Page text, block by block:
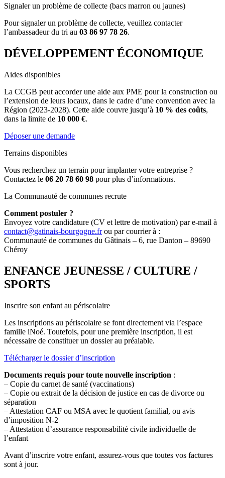
Signaler un problème de collecte (bacs marron ou jaunes)
Pour signaler un problème de collecte, veuillez contacter
l’ambassadeur du tri au 03 86 97 78 26.
DÉVELOPPEMENT ÉCONOMIQUE
Aides disponibles
La CCGB peut accorder une aide aux PME pour la construction ou
l’extension de leurs locaux, dans le cadre d’une convention avec la
Région (2023-2028). Cette aide couvre jusqu’à 10 % des coûts,
dans la limite de 10 000 €.
Déposer une demande
Terrains disponibles
Vous recherchez un terrain pour implanter votre entreprise ?
Contactez le 06 20 78 60 98 pour plus d’informations.
La Communauté de communes recrute
Comment postuler ?
Envoyez votre candidature (CV et lettre de motivation) par e-mail à
contact@gatinais-bourgogne.frou par courrier à :
Communauté de communes du Gâtinais – 6, rue Danton – 89690
Chéroy
ENFANCE JEUNESSE / CULTURE /
SPORTS
Inscrire son enfant au périscolaire
Les inscriptions au périscolaire se font directement via l’espace
famille iNoé. Toutefois, pour une première inscription, il est
nécessaire de constituer un dossier au préalable.
Télécharger le dossier d’inscription
Documents requis pour toute nouvelle inscription :
– Copie du carnet de santé (vaccinations)
– Copie ou extrait de la décision de justice en cas de divorce ou
séparation
– Attestation CAF ou MSA avec le quotient familial, ou avis
d’imposition N-2
– Attestation d’assurance responsabilité civile individuelle de
l’enfant
Avant d’inscrire votre enfant, assurez-vous que toutes vos factures
sont à jour.